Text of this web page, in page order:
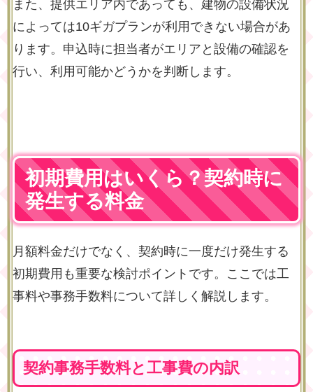
また、提供エリア内であっても、建物の設備状況
によっては10ギガプランが利用できない場合があ
ります。申込時に担当者がエリアと設備の確認を
行い、利用可能かどうかを判断します。
初期費用はいくら？契約時に
発生する料金
月額料金だけでなく、契約時に一度だけ発生する
初期費用も重要な検討ポイントです。ここでは工
事料や事務手数料について詳しく解説します。
契約事務手数料と工事費の内訳